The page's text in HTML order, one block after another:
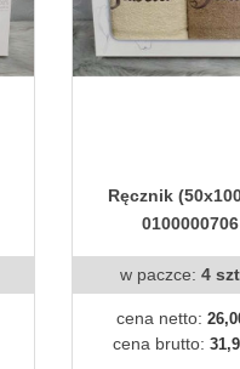
Ręcznik
0100000706
w paczce: 4
cena netto:
cena brutto: